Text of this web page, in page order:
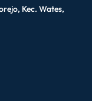
Kec. Wates,